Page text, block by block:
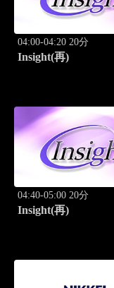
04:00-04:20 20分
Insight(再)
04:40-05:00 20分
Insight(再)